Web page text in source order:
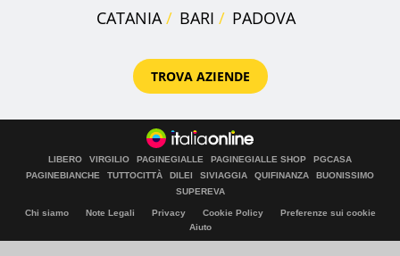
CATANIA
BARI PADOVA
TROVA AZIENDE
LIBERO VIRGILIO PAGINEGIALLE PAGINEGIALLE SHOP
PGCASA
PAGINEBIANCHE
TUTTOCITTÀ DILEI SIVIAGGIA QUIFINANZA
BUONISSIMO
SUPEREVA
Chi siamo Note Legali Privacy Cookie Policy
Preferenze sui cookie
Aiuto